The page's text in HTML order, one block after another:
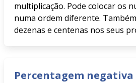
multiplicação. Pode colocar os
numa ordem diferente.
dezenas e centenas nos seus
Percentagem negativa